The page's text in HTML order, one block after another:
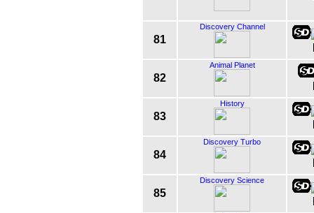
81
Discovery Channel
82
Animal Planet
83
History
84
Discovery Turbo
85
Discovery Science